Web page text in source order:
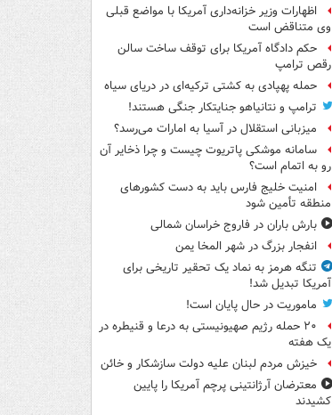
اظهارات وزیر خزانه‌داری آمریکا با مواضع قبلی
وی متناقض است
حکم دادگاه آمریکا برای توقف ساخت سالن
رقص ترامپ
حمله پهپادی به کشتی ترکیه‌ای در دریای سیاه
ترامپ و نتانیاهو جنایتکار جنگی هستند!
میزبانی استقلال در آسیا به امارات می‌رسد؟
سامانه موشکی پاتریوت چیست و چرا ذخایر آن
رو به اتمام است؟
امنیت خلیج فارس باید به دست کشورهای
منطقه تأمین شود
بارش باران در فاروج خراسان شمالی
انفجار بزرگ در شهر المخا یمن
تنگه هرمز به نماد یک تحقیر تاریخی برای
آمریکا تبدیل شد!
ماموریت در حال پایان است!
۲۰ حمله رژیم صهیونیستی به درعا و قنیطره در
یک هفته
خیزش مردم لبنان علیه دولت سازشکار و خائن
معترضان آرژانتینی پرچم آمریکا را پایین
کشیدند